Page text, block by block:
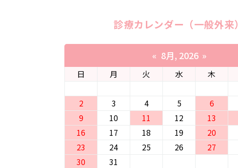
診療カレンダー（一般外来）
« 8月, 2026 »
日 月 火 水 木
2
3 4 5 6
9
10 11 12 13
16
17 18 19 20
23
24 25 26 27
30
31